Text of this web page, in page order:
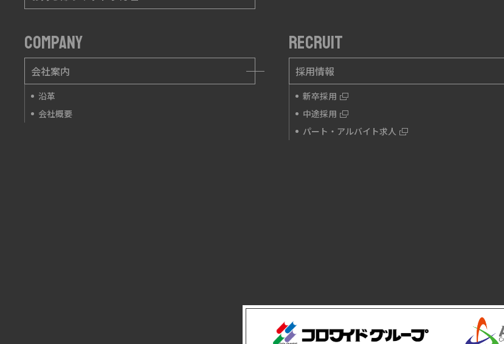
COMPANY
会社案内
沿革
会社概要
RECRUIT
採用情報
新卒採用
中途採用
パート・アルバイト求人